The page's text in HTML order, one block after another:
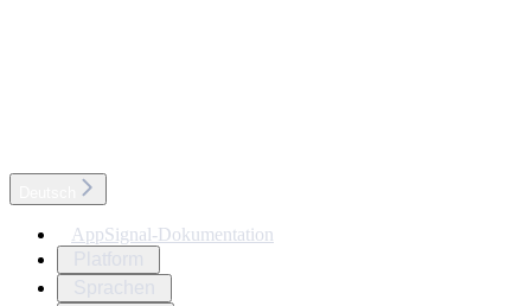
AppSignal-Dokumentation